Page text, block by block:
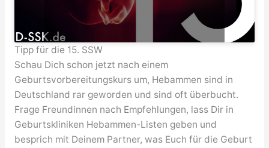
Tipp für die 15. SSW
Schau Dich schon jetzt nach einem
Geburtsvorbereitungskurs um, Hebammen sind in
Deutschland rar geworden und sind oft überbucht.
Frage Freundinnen nach Empfehlungen, lass Dir in
Geburtskliniken Hebammen-Listen geben und
besprich mit Deinem Partner, was Euch für die Geburt